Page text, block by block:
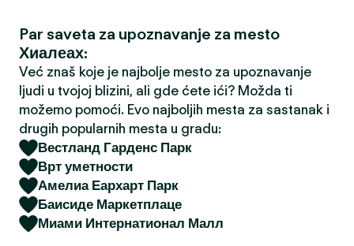
a
Par saveta za upoznavanje za mesto
Хиалеах:
Već znaš koje je najbolje mesto za upoznavanje
ljudi u tvojoj blizini, ali gde ćete ići? Možda ti
možemo pomoći. Evo najboljih mesta za sastanak i
drugih popularnih mesta u gradu:
Вестланд Гарденс Парк
Врт уметности
Амелиа Еархарт Парк
Баисиде Маркетплаце
Миами Интернатионал Малл